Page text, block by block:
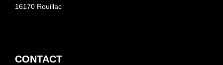
16170 Rouillac
CONTACT